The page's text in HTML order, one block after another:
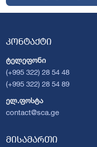
კონტაქტი
ტელეფონი
(+995 322) 28 54 48
(+995 322) 28 54 89
ელ.ფოსტა
contact@sca.ge
მისამართი